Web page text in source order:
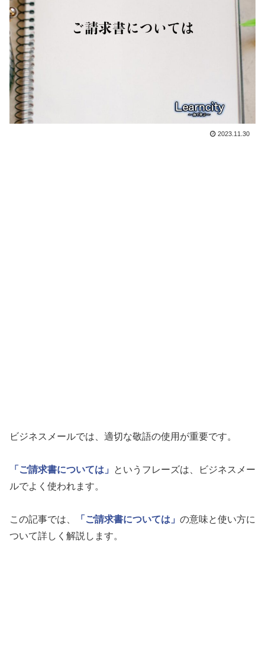
2023.11.30
ビジネスメールでは、適切な敬語の使用が重要です。
「ご請求書については」
というフレーズは、ビジネスメー
ルでよく使われます。
この記事では、 「ご請求書については」 の意味と使い方に
ついて詳しく解説します。